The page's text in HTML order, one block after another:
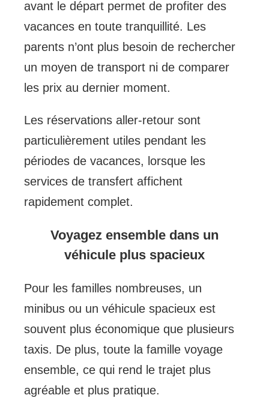
avant le départ permet de profiter des
vacances en toute tranquillité. Les
parents n’ont plus besoin de rechercher
un moyen de transport ni de comparer
les prix au dernier moment.
Les réservations aller-retour sont
particulièrement utiles pendant les
périodes de vacances, lorsque les
services de transfert affichent
rapidement complet.
Voyagez ensemble dans un
véhicule plus spacieux
Pour les familles nombreuses, un
minibus ou un véhicule spacieux est
souvent plus économique que plusieurs
taxis. De plus, toute la famille voyage
ensemble, ce qui rend le trajet plus
agréable et plus pratique.